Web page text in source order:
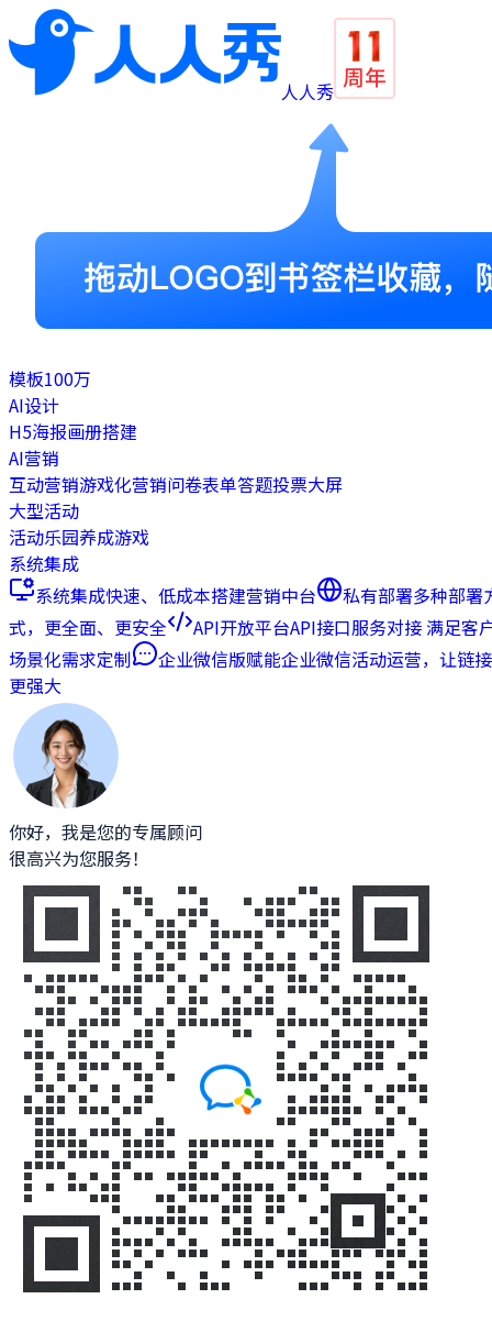
人人秀
模板100万
AI设计
H5海报画册搭建
AI营销
互动营销游戏化营销问卷表单答题投票大屏
大型活动
活动乐园养成游戏
系统集成
系统集成快速、低成本搭建营销中台 私有部署多种部署
式，更全面、更安全
API开放平台API接口服务对接 满足客
场景化需求定制
企业微信版赋能企业微信活动运营，让链接
更强大
你好，我是您的专属顾问
很高兴为您服务！